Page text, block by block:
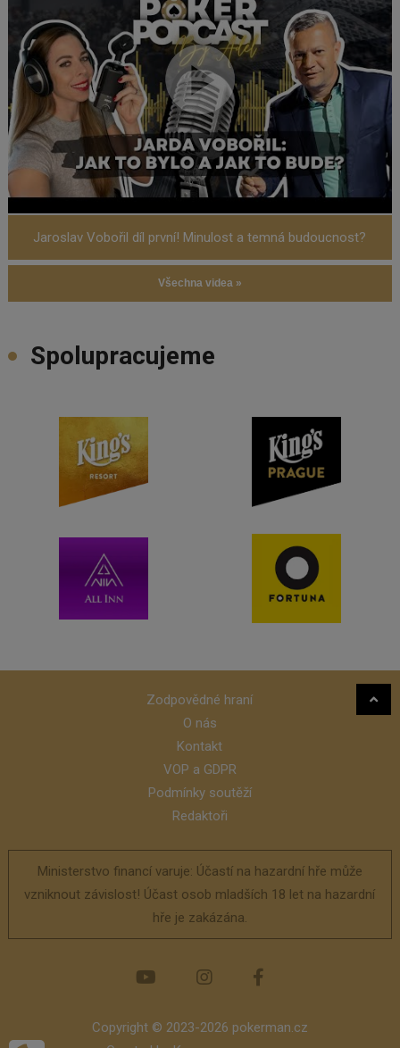
Jaroslav Vobořil díl první! Minulost a temná budoucnost?
Všechna videa »
Spolupracujeme
Zodpovědné hraní
O nás
Kontakt
VOP a GDPR
Podmínky soutěží
Redaktoři
Ministerstvo financí varuje: Účastí na hazardní hře může
vzniknout závislost! Účast osob mladších 18 let na hazardní
hře je zakázána.
Copyright © 2023-2026 pokerman.cz